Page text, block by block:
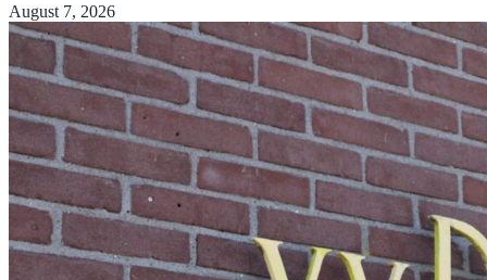
August 7, 2026